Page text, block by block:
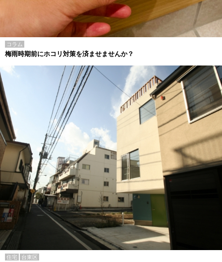
コラム
梅雨時期前にホコリ対策を済ませませんか？
住宅 台東区